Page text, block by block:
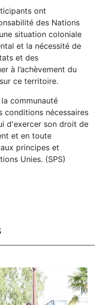
ont
des Nations
situation coloniale
et la nécessité de
et des
à l’achèvement du
ce territoire.
communauté
conditions nécessaires
d'exercer son droit de
et en toute
principes et
Unies. (SPS)